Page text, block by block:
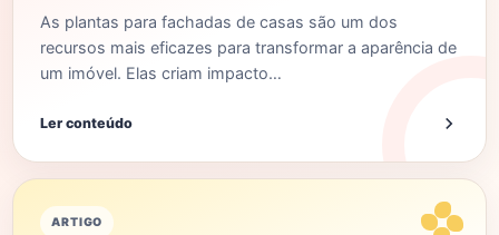
As plantas para fachadas de casas são um dos
recursos mais eficazes para transformar a aparência de
um imóvel. Elas criam impacto…
Ler conteúdo
ARTIGO